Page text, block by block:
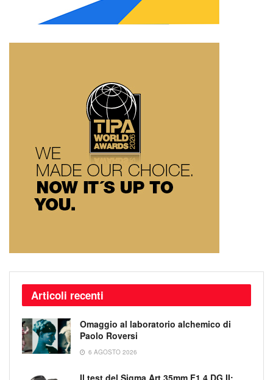
Articoli recenti
Omaggio al laboratorio alchemico di
Paolo Roversi
6 AGOSTO 2026